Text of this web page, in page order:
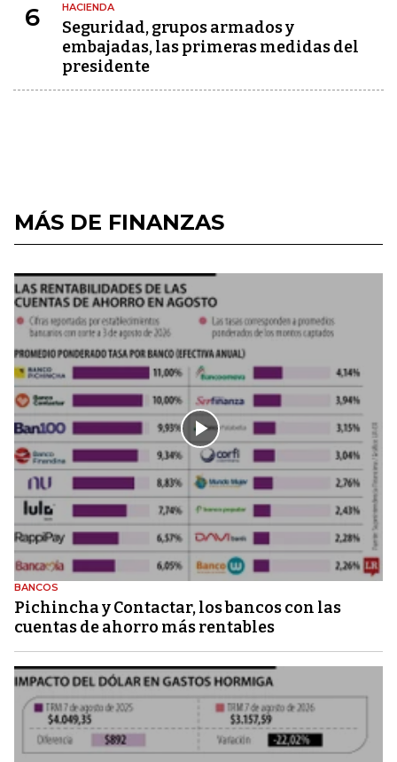
6 HACIENDA
Seguridad, grupos armados y
embajadas, las primeras medidas del
presidente
MÁS DE FINANZAS
BANCOS
Pichincha y Contactar, los bancos con las
cuentas de ahorro más rentables